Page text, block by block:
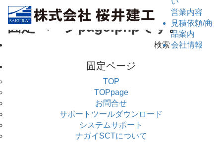
営業内容
見積依頼/商
品案内
会社情報
固定ページpage.phpです。
固定ページ
TOP
TOPpage
お問合せ
サポートツールダウンロード
システムサポート
ナガイSCTについて